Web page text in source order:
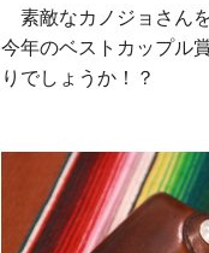
素敵なカノジョさん
今年のベストカップル
りでしょうか！？